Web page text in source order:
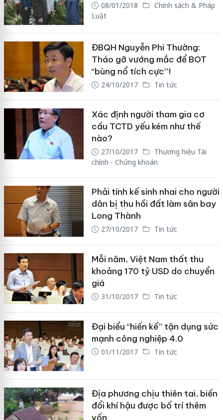
08/01/2018
Chính sách & Pháp
Luật
ĐBQH Nguyễn Phi Thường:
Tháo gỡ vướng mắc để BOT
“bùng nổ tích cực”!
24/10/2017 Tin tức
Xác định người tham gia cơ
cấu TCTD yếu kém như thế
nào?
27/10/2017
Thương hiệu Tài
chính - Chứng khoán
Phải tính kế sinh nhai cho người
dân bị thu hồi đất làm sân bay
Long Thành
27/10/2017 Tin tức
Mỗi năm, Việt Nam thất thu
khoảng 170 tỷ USD do chuyển
giá
31/10/2017 Tin tức
Đại biểu “hiến kế” tận dụng sức
mạnh công nghiệp 4.0
01/11/2017 Tin tức
Địa phương chịu thiên tai, biến
đổi khí hậu được bố trí thêm
vốn